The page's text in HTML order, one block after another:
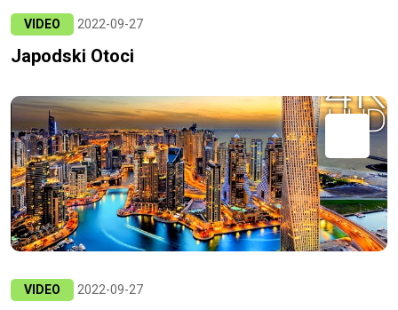
VIDEO 2022-09-27
Japodski Otoci
VIDEO 2022-09-27